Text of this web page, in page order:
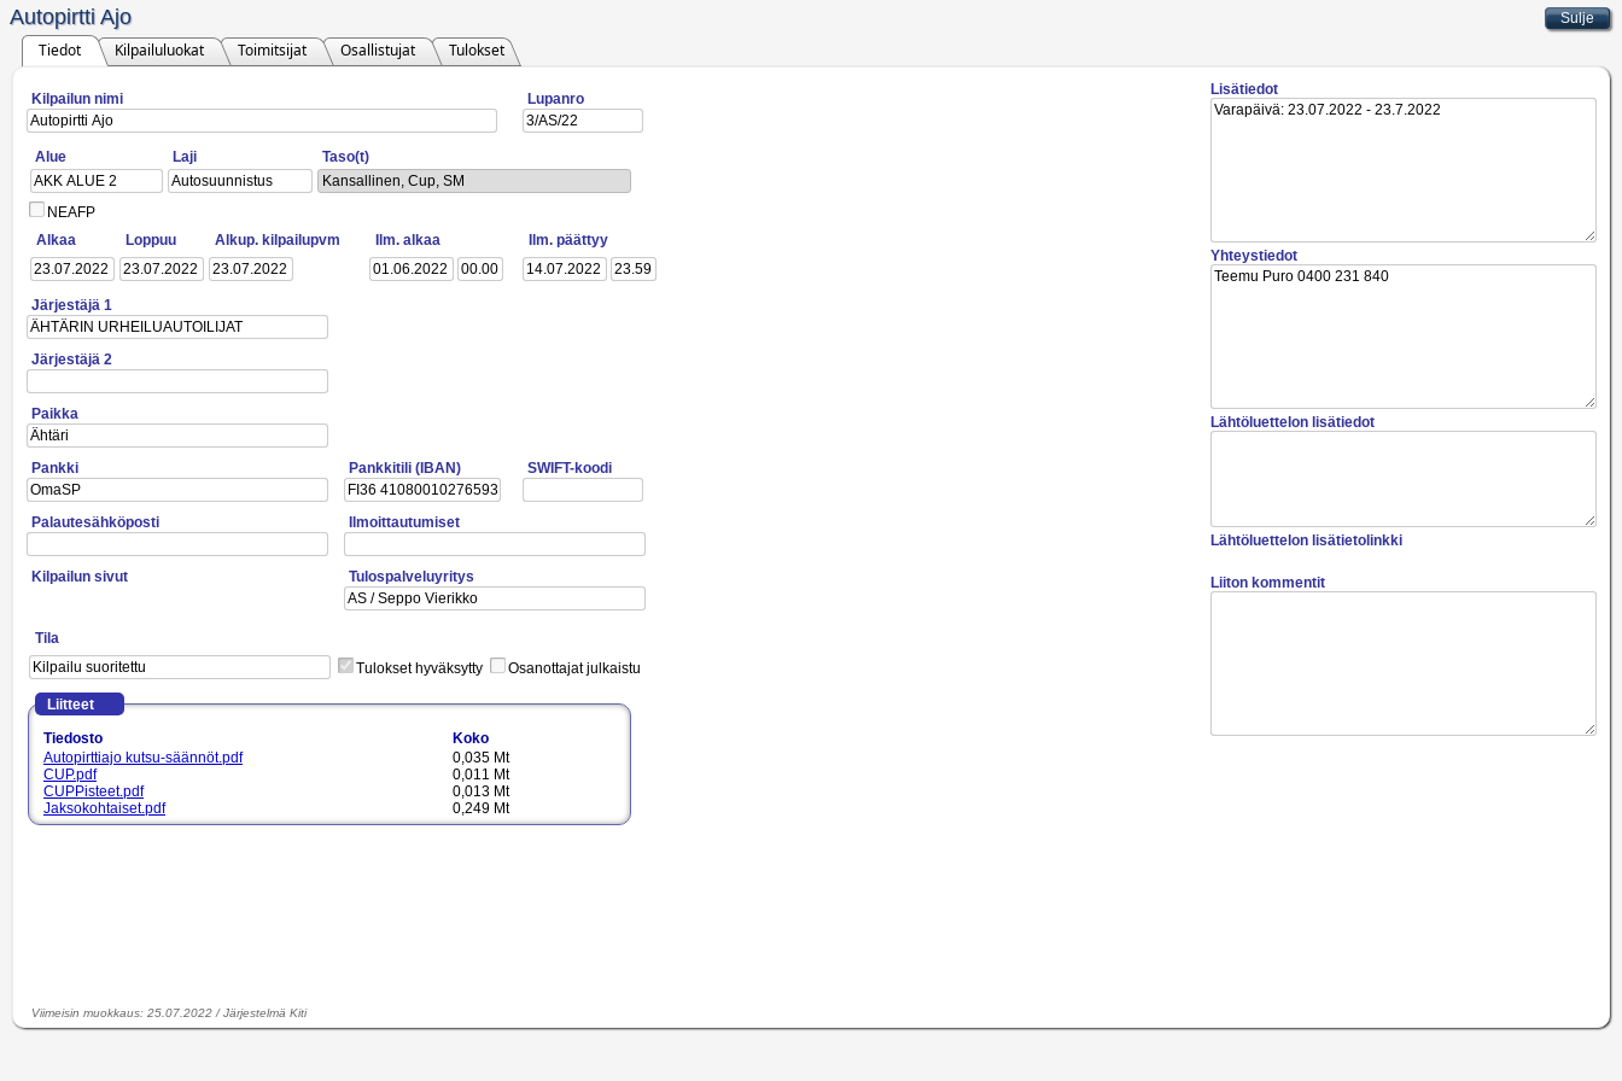
Autopirtti Ajo
Tiedot Kilpailuluokat Toimitsijat Osallistujat Tulokset
Lisätiedot
Yhteystiedot
Lähtöluettelon lisätiedot
Lähtöluettelon lisätietolinkki
Liiton kommentit
Kilpailun nimi Lupanro
Alue Laji
Taso(t)
Kansallinen, Cup, SM
NEAFP
Alkaa
Loppuu Alkup. kilpailupvm Ilm. alkaa Ilm. päättyy
Järjestäjä 1
Järjestäjä 2
Paikka
Pankki Pankkitili (IBAN) SWIFT-koodi
Palautesähköposti Ilmoittautumiset
Kilpailun sivut Tulospalveluyritys
Tila
Tulokset hyväksytty
Osanottajat julkaistu
Liitteet
Tiedosto
Koko
Autopirttiajo kutsu-säännöt.pdf
0,035 Mt
CUP.pdf
0,011 Mt
CUPPisteet.pdf
0,013 Mt
Jaksokohtaiset.pdf
0,249 Mt
Jaksokohtaiset.xlsx
0,024 Mt
Viimeisin muokkaus: 25.07.2022 /Järjestelmä Kiti